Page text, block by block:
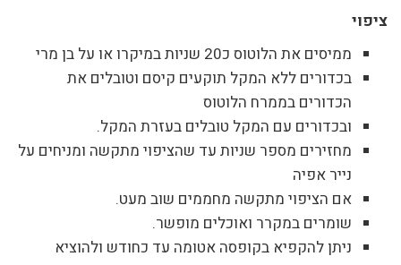
ציפוי
ממיסים את הלוטוס כ20 שניות במיקרו או על בן מרי
בכדורים ללא המקל תוקעים קיסם וטובלים את
הכדורים בממרח הלוטוס
ובכדורים עם המקל טובלים בעזרת המקל.
מחזירים מספר שניות עד שהציפוי מתקשה ומניחים על
נייר אפיה
אם הציפוי מתקשה מחממים שוב מעט.
שומרים במקרר ואוכלים מופשר.
ניתן להקפיא בקופסה אטומה עד כחודש ולהוציא